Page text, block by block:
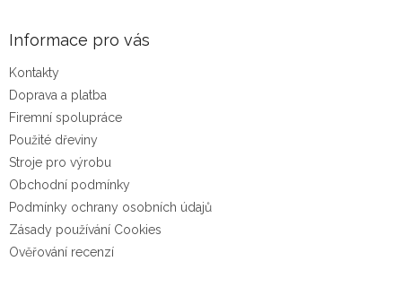
Informace pro vás
Kontakty
Doprava a platba
Firemní spolupráce
Použité dřeviny
Stroje pro výrobu
Obchodní podmínky
Podmínky ochrany osobních údajů
Zásady používání Cookies
Ověřování recenzí